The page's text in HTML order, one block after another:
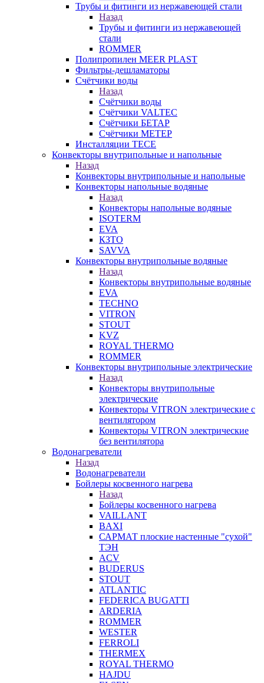
Трубы и фитинги из нержавеющей стали
Назад
Трубы и фитинги из нержавеющей
стали
ROMMER
Полипропилен MEER PLAST
Фильтры-дешламаторы
Счётчики воды
Назад
Счётчики воды
Счётчики VALTEC
Счётчики БЕТАР
Счётчики МЕТЕР
Инсталляции TECE
Конвекторы внутрипольные и напольные
Назад
Конвекторы внутрипольные и напольные
Конвекторы напольные водяные
Назад
Конвекторы напольные водяные
ISOTERM
EVA
КЗТО
SAVVA
Конвекторы внутрипольные водяные
Назад
Конвекторы внутрипольные водяные
EVA
TECHNO
VITRON
STOUT
KVZ
ROYAL THERMO
ROMMER
Конвекторы внутрипольные электрические
Назад
Конвекторы внутрипольные
электрические
Конвекторы VITRON электрические с
вентилятором
Конвекторы VITRON электрические
без вентилятора
Водонагреватели
Назад
Водонагреватели
Бойлеры косвенного нагрева
Назад
Бойлеры косвенного нагрева
VAILLANT
BAXI
САРМАТ плоские настенные "сухой"
ТЭН
ACV
BUDERUS
STOUT
ATLANTIC
FEDERICA BUGATTI
ARDERIA
ROMMER
WESTER
FERROLI
THERMEX
ROYAL THERMO
HAJDU